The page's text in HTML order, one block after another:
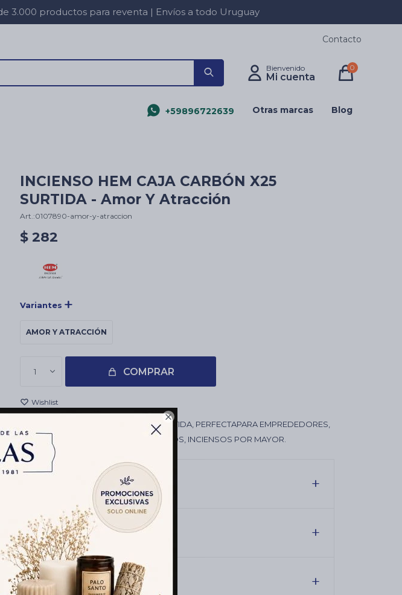

de 3.000 productos para reventa | Envíos a todo Uruguay
+59896722639 Otras marcas Blog
0
Contacto
INCIENSO HEM CAJA CARBÓN X25
SURTIDA - Amor Y Atracción
0107890-amor-y-atraccion
$ 282
Variantes
AMOR Y ATRACCIÓN
1 COMPRAR
INCIENSO HEM CAJA CARBÓN X25 SURTIDA, PERFECTAPARA EMPREDEDORES,
COMERCIOS ESOTERICOS Y HOLISTICOS, INCIENSOS POR MAYOR.
Cambios y Devoluciones
Medios de pago